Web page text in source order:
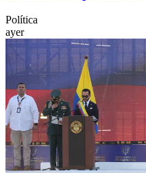
Política
ayer